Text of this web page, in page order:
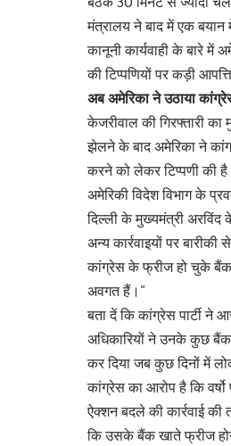
मंत्रालय ने बाद में एक
कानूनी कार्यवाही के बारे में
की टिप्पणियों पर कड़ी
अब अमेरिका ने उठाया
केजरीवाल की गिरफ्तारी का
झेलने के बाद अमेरिका ने
करने को लेकर टिप्पणी की
अमेरिकी विदेश विभाग के
दिल्ली के मुख्यमंत्री अरविंद
अन्य कार्रवाइयों पर
कांग्रेस के फ्रीज हो चुके
अवगत हैं।”
बता दें कि कांग्रेस पार्टी ने
अधिकारियों ने उनके कुछ
कर दिया जब कुछ दिनों में
कांग्रेस का आरोप है कि
ऐक्शन बदले की कार्रवाई
कि उसके बैंक खाते फ्रीज